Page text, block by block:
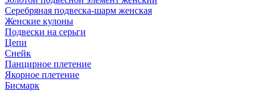
Серебряная подвеска-шарм женская
Женские кулоны
Подвески на серьги
Цепи
Снейк
Панцирное плетение
Якорное плетение
Бисмарк